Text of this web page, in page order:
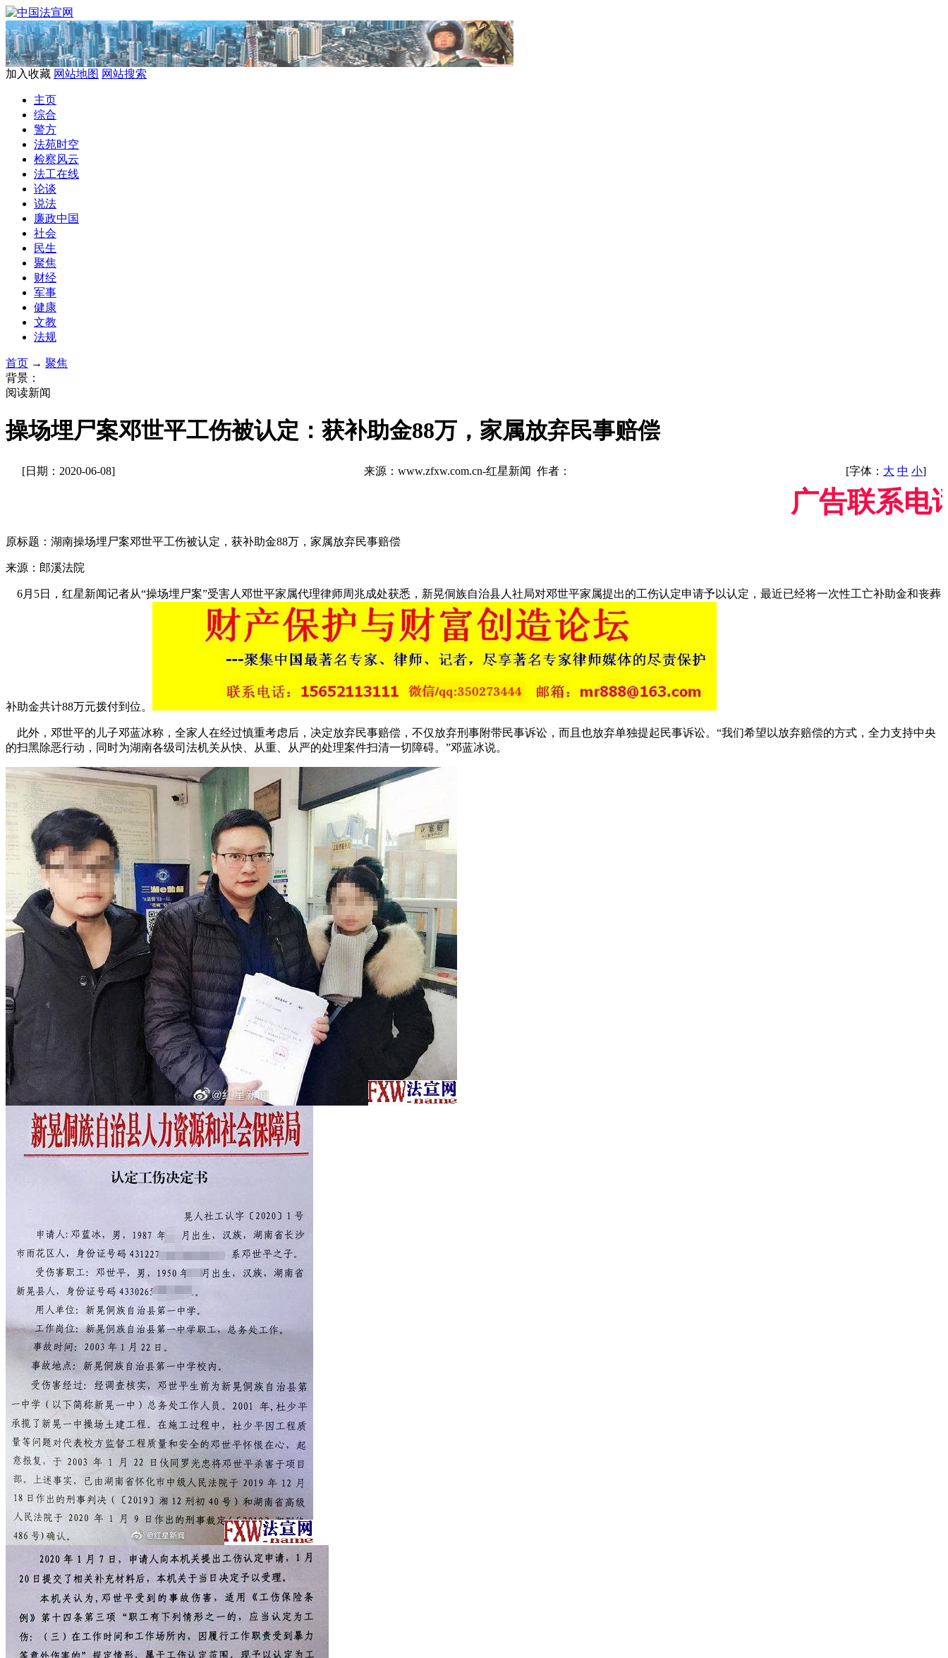
加入收藏 网站地图 网站搜索
主页
综合
警方
法苑时空
检察风云
法工在线
论谈
说法
廉政中国
社会
民生
聚焦
财经
军事
健康
文教
法规
首页 → 聚焦
背景：
阅读新闻
操场埋尸案邓世平工伤被认定：获补助金88万，家属放弃民事赔偿
[日期：2020-06-08] 来源：www.zfxw.com.cn-红星新闻 作者： [字体： 大 中 小]
广告联系电话/
原标题：湖南操场埋尸案邓世平工伤被认定，获补助金88万，家属放弃民事赔偿
来源：郎溪法院
6月5日，红星新闻记者从“操场埋尸案”受害人邓世平家属代理律师周兆成处获悉，新晃侗族自治县人社局对邓世平家属提出的工伤认定申请予以认定，最近已经将一次性工亡补助金和丧葬
补助金共计88万元拨付到位。
此外，邓世平的儿子邓蓝冰称，全家人在经过慎重考虑后，决定放弃民事赔偿，不仅放弃刑事附带民事诉讼，而且也放弃单独提起民事诉讼。“我们希望以放弃赔偿的方式，全力支持中央
的扫黑除恶行动，同时为湖南各级司法机关从快、从重、从严的处理案件扫清一切障碍。”邓蓝冰说。